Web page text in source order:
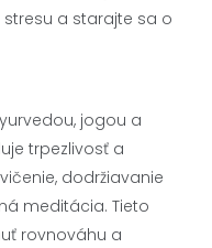
a starajte sa o
jogou a
trpezlivosť a
dodržiavanie
meditácia. Tieto
rovnováhu a